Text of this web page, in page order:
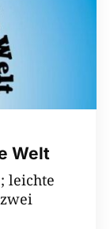
Welt
leichte